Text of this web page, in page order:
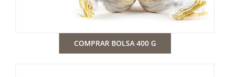
COMPRAR BOLSA 400 G